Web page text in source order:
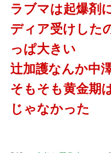
ラブマは起爆剤
ディア受けした
っぱ大きい
辻加護なんか中
そもそも黄金期
じゃなかった